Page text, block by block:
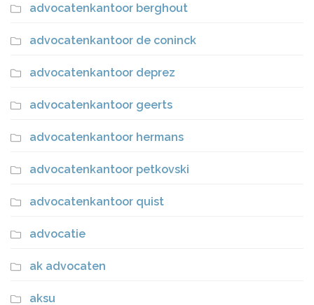
advocatenkantoor berghout
advocatenkantoor de coninck
advocatenkantoor deprez
advocatenkantoor geerts
advocatenkantoor hermans
advocatenkantoor petkovski
advocatenkantoor quist
advocatie
ak advocaten
aksu